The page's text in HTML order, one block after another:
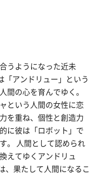
うようになった近未
「アンドリュー」という
間の心を育んでゆく。
という人間の女性に恋
を重ね、個性と創造力
に彼は「ロボット」で
。 人間として認められ
えてゆくアンドリュ
、果たして人間になるこ